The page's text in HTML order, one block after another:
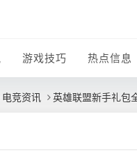
游戏技巧 热点信息
电竞资讯 英雄联盟新手礼包